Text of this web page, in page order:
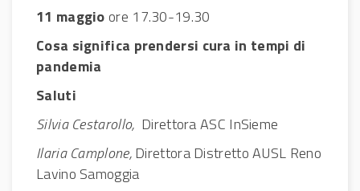
11 maggioore 17.30-19.30
Cosa significa prendersi cura in tempi di
pandemia
Saluti
Silvia Cestarollo, Direttora ASC InSieme
Ilaria Camplone,Direttora Distretto AUSL Reno
Lavino Samoggia